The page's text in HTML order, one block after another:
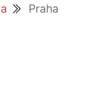
Praha